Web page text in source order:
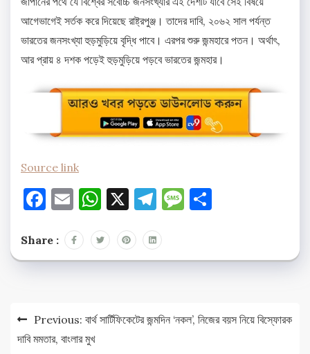
আগেভাগেই সর্তক করে দিয়েছে রাষ্ট্রপুঞ্জ। তাদের দাবি, ২০৬২ সাল পর্যন্ত
ভারতের জনসংখ্যা হুড়মুড়িয়ে বৃদ্ধি পাবে। এরপর শুরু জন্মহারে পতন। অর্থাৎ,
আর প্রায় ৪ দশক পড়েই হুড়মুড়িয়ে পড়বে ভারতের জন্মহার।
Source link
Facebook
EmailWhatsApp
X Telegram
Message
Share :
Post
navigation
Previous: বার্থ সার্টিফিকেটের জন্মদিন ‘নকল’, নিজের বয়স নিয়ে বিস্ফোরক
দাবি মমতার, বাংলার মুখ